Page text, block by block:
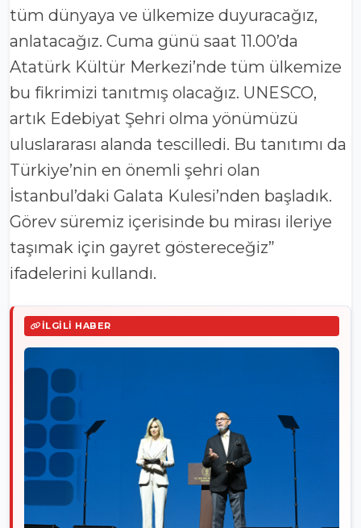
tüm dünyaya ve ülkemize duyuracağız,
anlatacağız. Cuma günü saat 11.00’da
Atatürk Kültür Merkezi’nde tüm ülkemize
bu fikrimizi tanıtmış olacağız. UNESCO,
artık Edebiyat Şehri olma yönümüzü
uluslararası alanda tescilledi. Bu tanıtımı da
Türkiye’nin en önemli şehri olan
İstanbul’daki Galata Kulesi’nden başladık.
Görev süremiz içerisinde bu mirası ileriye
taşımak için gayret göstereceğiz”
ifadelerini kullandı.
İLGILI HABER